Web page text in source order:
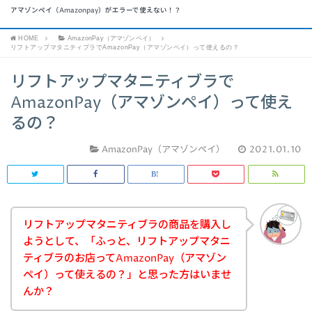
アマゾンペイ（Amazonpay）がエラーで使えない！？
HOME
AmazonPay（アマゾンペイ）
リフトアップマタニティブラでAmazonPay（アマゾンペイ）って使えるの？
リフトアップマタニティブラで
AmazonPay（アマゾンペイ）って使え
るの？
AmazonPay（アマゾンペイ） 2021.01.10
リフトアップマタニティブラの商品を購入し
ようとして、「ふっと、リフトアップマタニ
ティブラのお店ってAmazonPay（アマゾン
ペイ）って使えるの？」と思った方はいませ
んか？